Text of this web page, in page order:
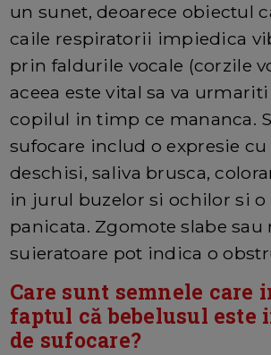
un sunet, deoarece obiectul
caile respiratorii impiedica
prin faldurile vocale (corzile
aceea este vital sa va
copilul in timp ce mananca.
sufocare includ o expresie
deschisi, saliva brusca,
in jurul buzelor si ochilor si o
panicata. Zgomote slabe sau
suieratoare pot indica o
Care sunt semnele care
faptul că bebelusul este
de sufocare?